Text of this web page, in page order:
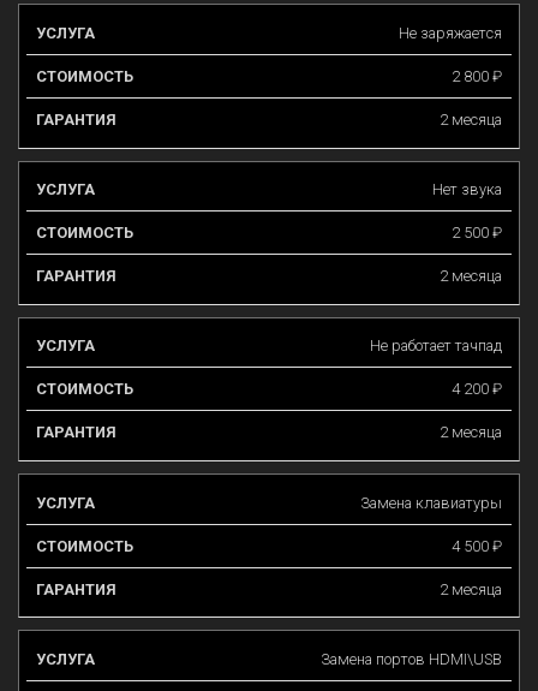
Не заряжается
2 800 ₽
2 месяца
Нет звука
2 500 ₽
2 месяца
Не работает тачпад
4 200 ₽
2 месяца
Замена клавиатуры
4 500 ₽
2 месяца
Замена портов HDMI\USB